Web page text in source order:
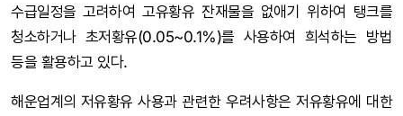
수급일정을 고려하여 고유황유 잔재물을 없애기 위하여 탱크를
청소하거나 초저황유(0.05~0.1%)를 사용하여 희석하는 방법
등을 활용하고 있다.
해운업계의 저유황유 사용과 관련한 우려사항은 저유황유에 대한